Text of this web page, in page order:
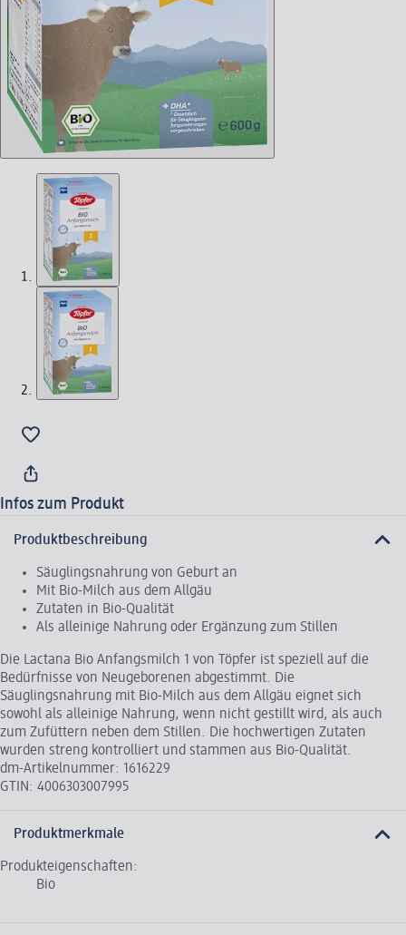
Infos zum Produkt
Produktbeschreibung
Säuglingsnahrung von Geburt an
Mit Bio-Milch aus dem Allgäu
Zutaten in Bio-Qualität
Als alleinige Nahrung oder Ergänzung zum Stillen
Die Lactana Bio Anfangsmilch 1 von Töpfer ist speziell auf die
Bedürfnisse von Neugeborenen abgestimmt. Die
Säuglingsnahrung mit Bio-Milch aus dem Allgäu eignet sich
sowohl als alleinige Nahrung, wenn nicht gestillt wird, als auch
zum Zufüttern neben dem Stillen. Die hochwertigen Zutaten
wurden streng kontrolliert und stammen aus Bio-Qualität.
dm-Artikelnummer: 1616229
GTIN: 4006303007995
Produktmerkmale
Produkteigenschaften:
Bio